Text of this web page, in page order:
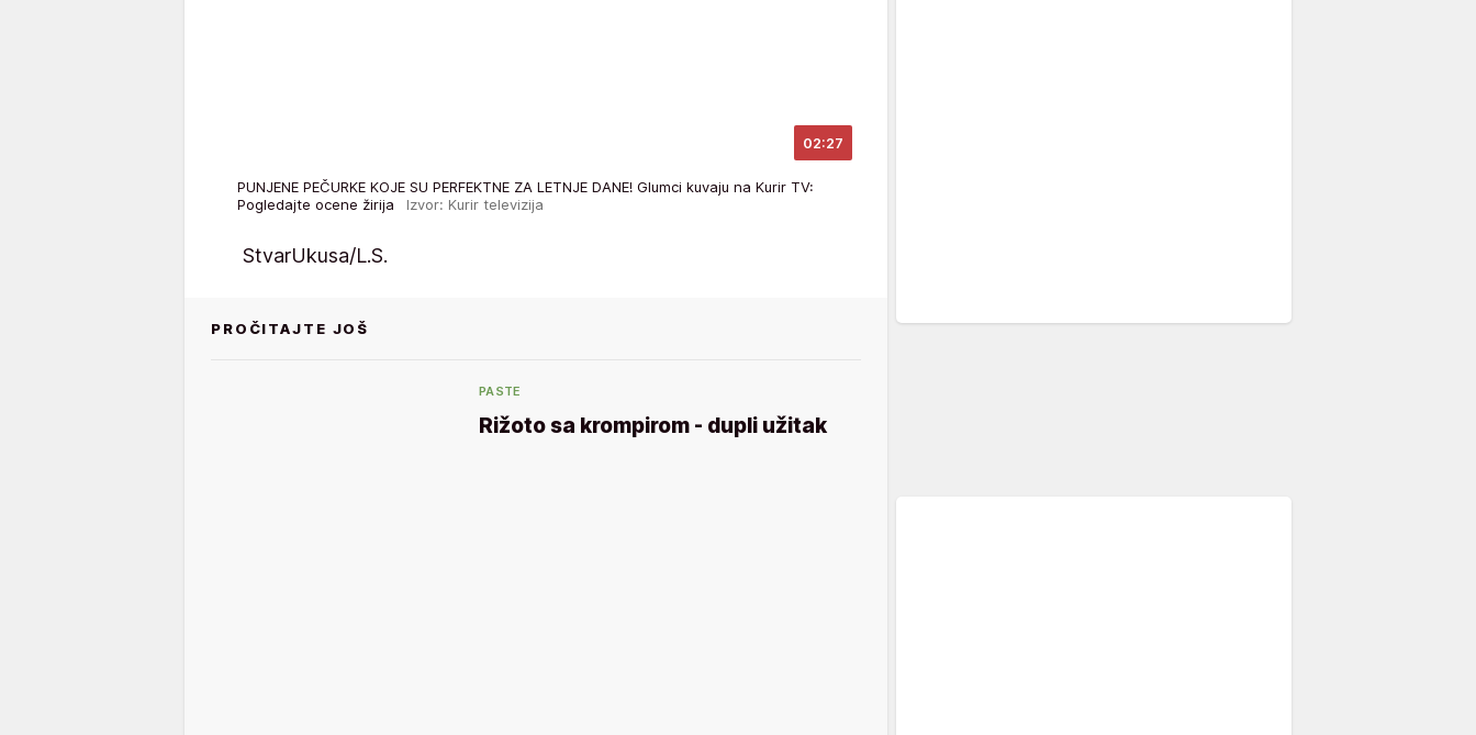
02:27
PUNJENE PEČURKE KOJE SU PERFEKTNE ZA LETNJE DANE! Glumci kuvaju na Kurir TV:
Pogledajte ocene žirija Izvor: Kurir televizija
StvarUkusa/L.S.
PROČITAJTE JOŠ
PASTE
Rižoto sa krompirom - dupli užitak